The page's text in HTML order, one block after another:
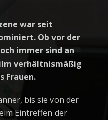
war seit
Ob vor der
immer sind an
verhältnismäßig
Frauen.
bis sie von der
Eintreffen der